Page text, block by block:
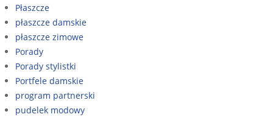
Płaszcze
płaszcze damskie
płaszcze zimowe
Porady
Porady stylistki
Portfele damskie
program partnerski
pudelek modowy